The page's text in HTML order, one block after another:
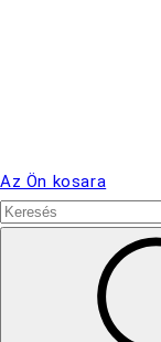
Az Ön kosara